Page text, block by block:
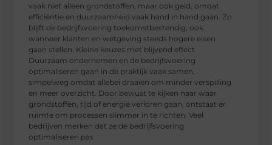
vaak niet alleen grondstoffen, maar ook geld, omdat
efficiëntie en duurzaamheid vaak hand in hand gaan. Zo
blijft de bedrijfsvoering toekomstbestendig, ook
wanneer klanten en wetgeving steeds hogere eisen
gaan stellen. Kleine keuzes met blijvend effect
Duurzaam ondernemen en de bedrijfsvoering
optimaliseren gaan in de praktijk vaak samen,
simpelweg omdat allebei draaien om minder verspilling
en meer overzicht. Door bewust te kijken naar waar
grondstoffen, tijd of energie verloren gaan, ontstaat er
ruimte om processen slimmer in te richten. Veel
bedrijven merken dat ze de bedrijfsvoering
optimaliseren pas